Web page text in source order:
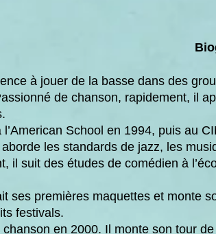
à jouer de la basse dans des
de chanson, rapidement, il
l’American School en 1994, puis au
les standards de jazz, les
il suit des études de comédien à
ses premières maquettes et monte
festivals.
chanson en 2000. Il monte son tour